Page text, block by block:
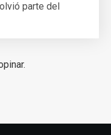
parte del